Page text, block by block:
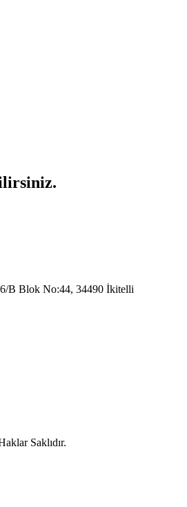
B Blok No:44, 34490 İkitelli
Saklıdır.